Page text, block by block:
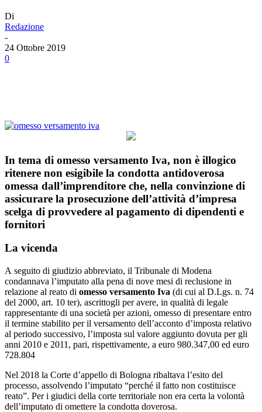
Di
Redazione
-
24 Ottobre 2019
0
In tema di omesso versamento Iva, non è illogico
ritenere non esigibile la condotta antidoverosa
omessa dall’imprenditore che, nella convinzione di
assicurare la prosecuzione dell’attività d’impresa
scelga di provvedere al pagamento di dipendenti e
fornitori
La vicenda
A seguito di giudizio abbreviato, il Tribunale di Modena
condannava l’imputato alla pena di nove mesi di reclusione in
relazione al reato di omesso versamento Iva (di cui al D.Lgs. n. 74
del 2000, art. 10 ter), ascrittogli per avere, in qualità di legale
rappresentante di una società per azioni, omesso di presentare entro
il termine stabilito per il versamento dell’acconto d’imposta relativo
al periodo successivo, l’imposta sul valore aggiunto dovuta per gli
anni 2010 e 2011, pari, rispettivamente, a euro 980.347,00 ed euro
728.804
Nel 2018 la Corte d’appello di Bologna ribaltava l’esito del
processo, assolvendo l’imputato “perché il fatto non costituisce
reato”. Per i giudici della corte territoriale non era certa la volontà
dell’imputato di omettere la condotta doverosa.